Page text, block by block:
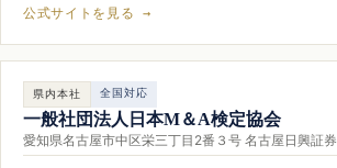
公式サイトを見る →
県内本社 全国対応
一般社団法人日本M＆A検定協会
愛知県名古屋市中区栄三丁目2番３号 名古屋日興証